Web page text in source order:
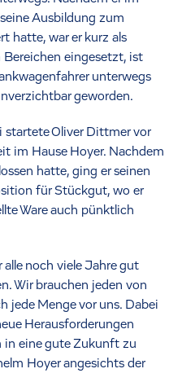
Ausbildung zum
hatte, war er kurz als
Bereichen eingesetzt, ist
unterwegs
geworden.
Oliver Dittmer vor
im Hause Hoyer. Nachdem
hatte, ging er seinen
für Stückgut, wo er
Ware auch pünktlich
alle noch viele Jahre gut
Wir brauchen jeden von
jede Menge vor uns. Dabei
Herausforderungen
in eine gute Zukunft zu
Hoyer angesichts der